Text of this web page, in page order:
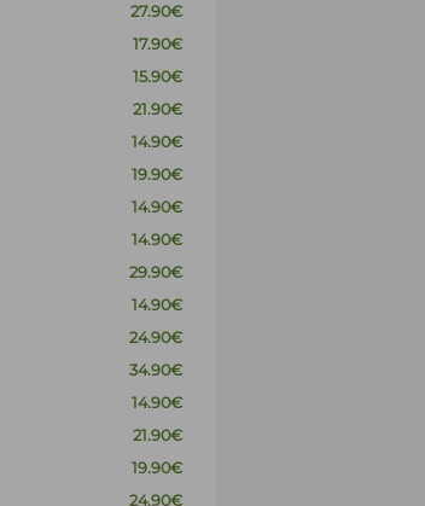
27.90€
17.90€
15.90€
21.90€
14.90€
19.90€
14.90€
14.90€
29.90€
14.90€
24.90€
34.90€
14.90€
21.90€
19.90€
24.90€